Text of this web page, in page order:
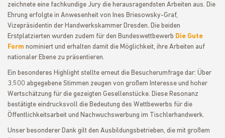
zeichnete eine fachkundige Jury die herausragendsten Arbeiten aus. Die
Ehrung erfolgte in Anwesenheit von Ines Briesowsky-Graf,
Vizepräsidentin der Handwerkskammer Dresden. Die beiden
Erstplatzierten wurden zudem für den Bundeswettbewerb Die Gute
Form nominiert und erhalten damit die Möglichkeit, ihre Arbeiten auf
nationaler Ebene zu präsentieren.
Ein besonderes Highlight stellte erneut die Besucherumfrage dar: Über
3.500 abgegebene Stimmen zeugen von großem Interesse und hoher
Wertschätzung für die gezeigten Gesellenstücke. Diese Resonanz
bestätigte eindrucksvoll die Bedeutung des Wettbewerbs für die
Öffentlichkeitsarbeit und Nachwuchswerbung im Tischlerhandwerk.
Unser besonderer Dank gilt den Ausbildungsbetrieben, die mit großem